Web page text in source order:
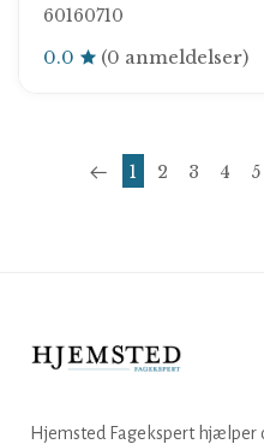
60160710
0.0 (0 anmeldelser)
1 2 3 4 5
Hjemsted Fagekspert